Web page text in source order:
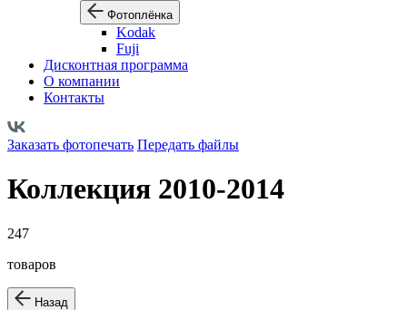
Фотоплёнка
Kodak
Fuji
Дисконтная программа
О компании
Контакты
Заказать фотопечать Передать файлы
Коллекция 2010-2014
247
товаров
Назад